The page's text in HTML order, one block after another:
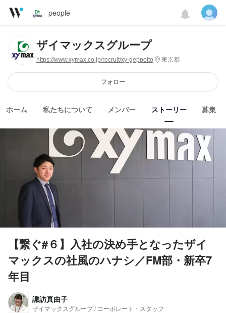
people
ザイマックスグループ
https://www.xymax.co.jp/recruit/xy-geppetto 東京都
フォロー
ホーム 私たちについて メンバー ストーリー 募集
【繋ぐ#６】入社の決め手となったザイ
マックスの社風のハナシ／FM部・新卒7
年目
諏訪真由子
ザイマックスグループ / コーポレート・スタッフ